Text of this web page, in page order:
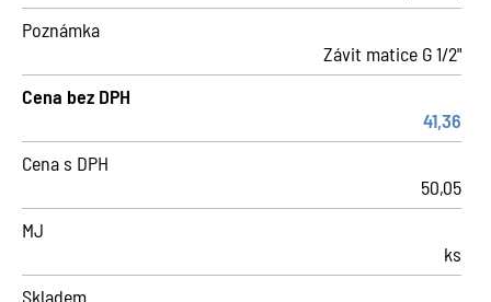
Poznámka
Závit matice G 1/2"
Cena bez DPH
41,36
Cena s DPH
50,05
MJ
ks
Skladem